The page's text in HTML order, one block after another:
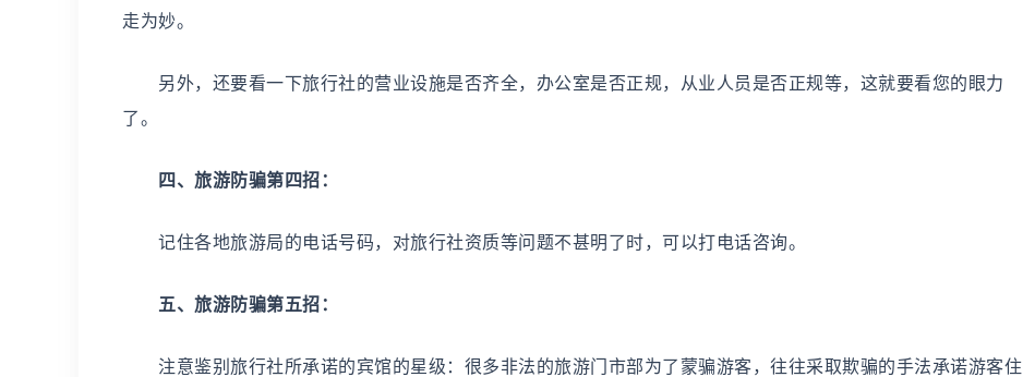
走为妙。
另外，还要看一下旅行社的营业设施是否齐全，办公室是否正规，从业人员是否正规等，这就要看您的眼力
了。
四、旅游防骗第四招：
记住各地旅游局的电话号码，对旅行社资质等问题不甚明了时，可以打电话咨询。
五、旅游防骗第五招：
注意鉴别旅行社所承诺的宾馆的星级：很多非法的旅游门市部为了蒙骗游客，往往采取欺骗的手法承诺游客住